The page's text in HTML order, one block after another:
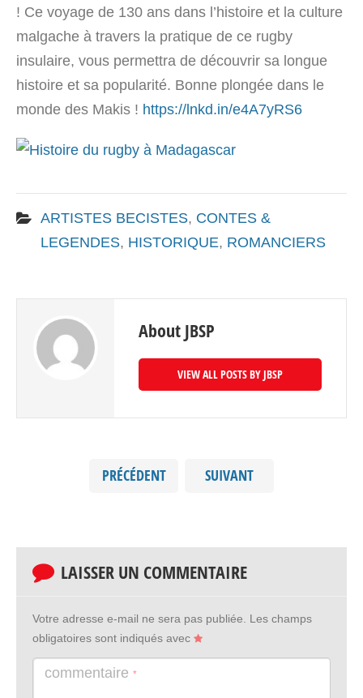
! Ce voyage de 130 ans dans l’histoire et la culture
malgache à travers la pratique de ce rugby
insulaire, vous permettra de découvrir sa longue
histoire et sa popularité. Bonne plongée dans le
monde des Makis ! https://lnkd.in/e4A7yRS6
ARTISTES BECISTES, CONTES &
LEGENDES, HISTORIQUE, ROMANCIERS
About JBSP
VIEW ALL POSTS BY JBSP
PRÉCÉDENT SUIVANT
LAISSER UN COMMENTAIRE
Votre adresse e-mail ne sera pas publiée.
Les champs
obligatoires sont indiqués avec
commentaire *